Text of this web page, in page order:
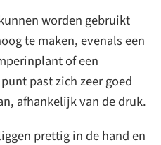
worden gebruikt
te maken, evenals een
of een
past zich zeer goed
afhankelijk van de druk.
prettig in de hand en